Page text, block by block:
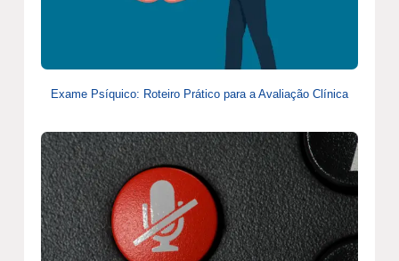
Exame Psíquico: Roteiro Prático para a Avaliação Clínica